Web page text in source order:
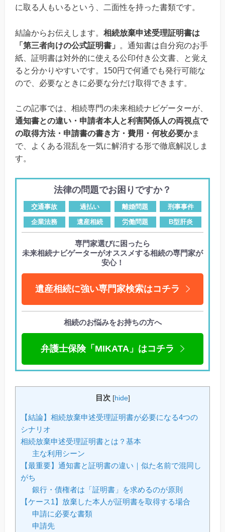
に取る人もいるという、二面性を持った書類です。
結論からお伝えします。 相続放棄申述受理証明書は
「第三者向けの公式証明書」
。通知書は自分宛のお手
紙、証明書は対外的に使える公印付き公文書、と覚え
ると分かりやすいです。150円で何通でも発行可能な
ので、必要なときに必要な分だけ取得できます。
この記事では、相続専門の未来相続ナビゲーターが、
通知書との違い・申請者本人と利害関係人の両視点で
の取得方法・申請書の書き方・費用・何枚必要かま
で、よくある混乱を一気に解消する形で徹底解説しま
す。
法律の問題でお困りですか？
交通事故 過払い 離婚問題 刑事事件
企業法務 遺産相続 労働問題 B型肝炎
専門家選びに困ったら
未来相続ナビゲーターがオススメする相続の専門家が
安心！
遺産相続に強い専門家検索はコチラ
相続のお悩みをお持ちの方へ
弁護士保険「MIKATA」はコチラ
目次 [hide]
【結論】相続放棄申述受理証明書が必要になる4つの
シナリオ
相続放棄申述受理証明書とは？基本
主な利用シーン
【最重要】通知書と証明書の違い｜似た名前で混同し
がち
銀行・債権者は「証明書」を求めるのが原則
【ケース1】放棄した本人が証明書を取得する場合
申請に必要な書類
申請先